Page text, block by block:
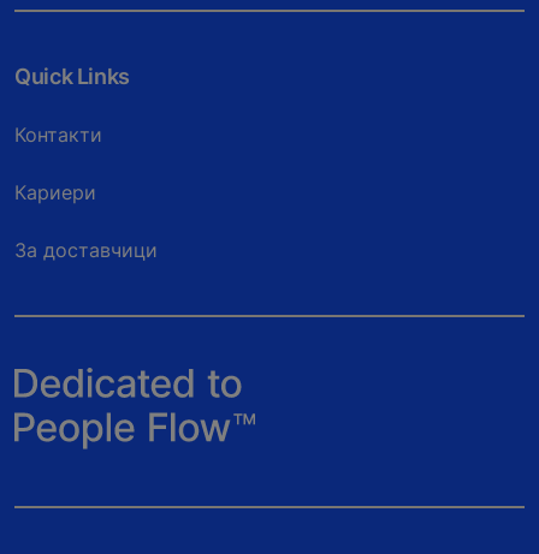
Quick Links
Контакти
Кариери
За доставчици